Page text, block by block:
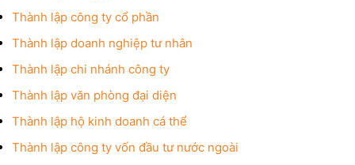
Thành lập công ty cổ phần
Thành lập doanh nghiệp tư nhân
Thành lập chi nhánh công ty
Thành lập văn phòng đại diện
Thành lập hộ kinh doanh cá thể
Thành lập công ty vốn đầu tư nước ngoài